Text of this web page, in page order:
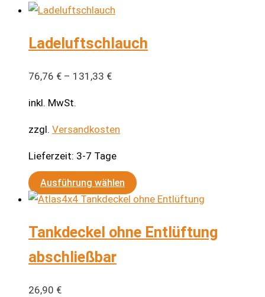
Ladeluftschlauch
76,76 € – 131,33 €
inkl. MwSt.
zzgl. Versandkosten
Lieferzeit: 3-7 Tage
Ausführung wählen
Dieses
Produkt
mehrere
Tankdeckel ohne Entlüftung
abschließbar
26,90 €